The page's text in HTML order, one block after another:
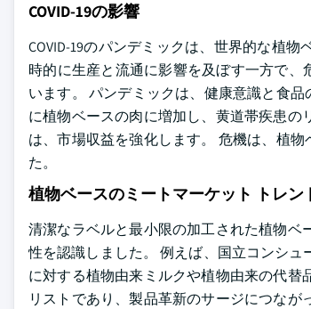
COVID-19の影響
COVID-19のパンデミックは、世界的な植
時的に生産と流通に影響を及ぼす一方で
います。 パンデミックは、健康意識と食
に植物ベースの肉に増加し、黄道帯疾患
は、市場収益を強化します。 危機は、植
た。
植物ベースのミートマーケット トレン
清潔なラベルと最小限の加工された植物
性を認識しました。 例えば、国立コンシュ
に対する植物由来ミルクや植物由来の代
リストであり、製品革新のサージにつな